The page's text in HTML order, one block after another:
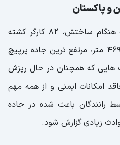
و پاکستان
کاراکورام نام اتوبانی است که هنگام ساختش، 82 کارگر کشته
شدند. این اتوبان با ارتفاع 4693 متر، مرتفع ترین جاده پرپیچ
هایی که همچنان در حال ریزش
امکانات ایمنی و از همه مهم
رانندگان باعث شده در جاده
زیادی گزارش شود.